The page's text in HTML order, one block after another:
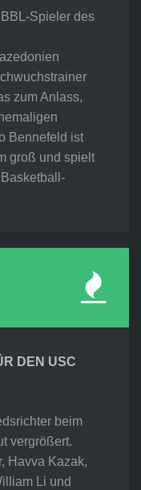
Spieler des
zum Anlass,
Bennefeld ist
groß und spielt
DEN USC
beim
vergrößert.
Havva Kazak,
Li und